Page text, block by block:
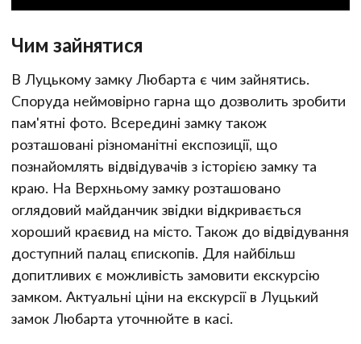
Чим зайнятися
В Луцькому замку Любарта є чим зайнятись.
Споруда неймовірно гарна що дозволить зробити
пам'ятні фото. Всередині замку також
розташовані різноманітні експозиції, що
познайомлять відвідувачів з історією замку та
краю. На Верхньому замку розташовано
оглядовий майданчик звідки відкривається
хороший краєвид на місто. Також до відвідування
доступний палац єпископів. Для найбільш
допитливих є можливість замовити екскурсію
замком. Актуальні ціни на екскурсії в Луцький
замок Любарта уточнюйте в касі.